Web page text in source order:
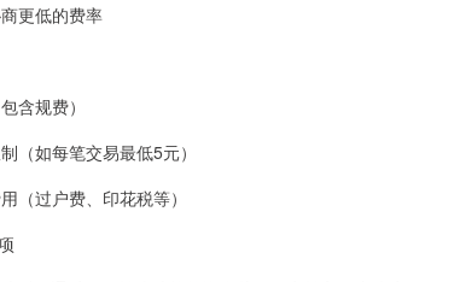
更低的费率
含规费）
（如每笔交易最低5元）
（过户费、印花税等）